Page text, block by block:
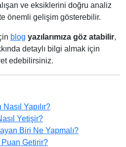
ve eksiklerini doğru analiz
önemli gelişim gösterebilir.
blog yazılarımıza göz atabilir,
detaylı bilgi almak için
edebilirsiniz.
Yapılır?
Yetişir?
Biri Ne Yapmalı?
Getirir?